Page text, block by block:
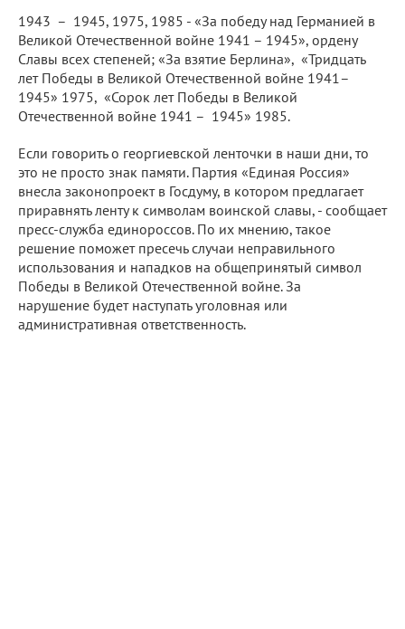
1943 – 1945, 1975, 1985 - «За победу над Германией в
Великой Отечественной войне 1941 – 1945», ордену
Славы всех степеней; «За взятие Берлина», «Тридцать
лет Победы в Великой Отечественной войне 1941–
1945» 1975, «Сорок лет Победы в Великой
Отечественной войне 1941 – 1945» 1985.
Если говорить о георгиевской ленточки в наши дни, то
это не просто знак памяти. Партия «Единая Россия»
внесла законопроект в Госдуму, в котором предлагает
приравнять ленту к символам воинской славы, - сообщает
пресс-служба единороссов. По их мнению, такое
решение поможет пресечь случаи неправильного
использования и нападков на общепринятый символ
Победы в Великой Отечественной войне. За
нарушение будет наступать уголовная или
административная ответственность.